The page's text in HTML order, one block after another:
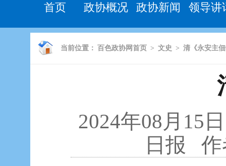
首页 政协概况 政协新闻 领导讲
当前位置： 百色政协网首页 > 文史 > 清《永安主
2024年08月15
日报 作